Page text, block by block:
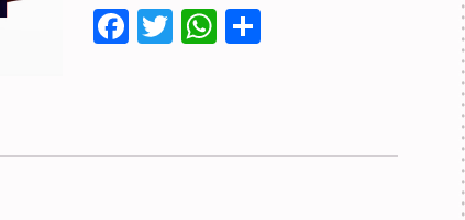
Facebook
TwitterWhatsApp
Compartilhar